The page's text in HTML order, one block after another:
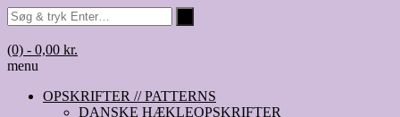
(0) - 0,00 kr.
menu
OPSKRIFTER // PATTERNS
DANSKE HÆKLEOPSKRIFTER